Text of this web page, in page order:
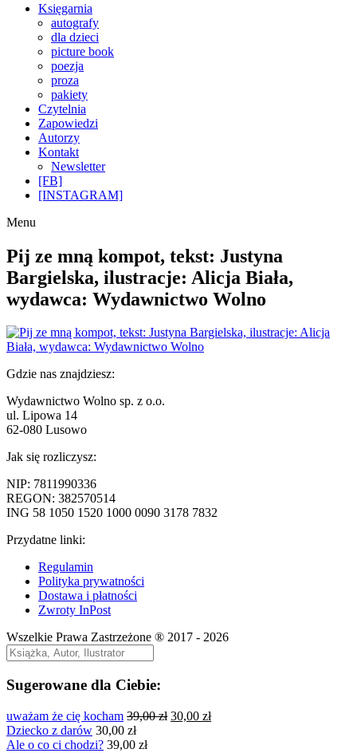
Księgarnia
autografy
dla dzieci
picture book
poezja
proza
pakiety
Czytelnia
Zapowiedzi
Autorzy
Kontakt
Newsletter
[FB]
[INSTAGRAM]
Menu
Pij ze mną kompot, tekst: Justyna
Bargielska, ilustracje: Alicja Biała,
wydawca: Wydawnictwo Wolno
Gdzie nas znajdziesz:
Wydawnictwo Wolno sp. z o.o.
ul. Lipowa 14
62-080 Lusowo
Jak się rozliczysz:
NIP: 7811990336
REGON: 382570514
ING 58 1050 1520 1000 0090 3178 7832
Przydatne linki:
Regulamin
Polityka prywatności
Dostawa i płatności
Zwroty InPost
Wszelkie Prawa Zastrzeżone ® 2017 - 2026
Sugerowane dla Ciebie:
uważam że cię kocham 39,00zł Pierwotna
30,00 złAktualna
Dziecko z darów 30,00 zł
Ale o co ci chodzi? 39,00 zł